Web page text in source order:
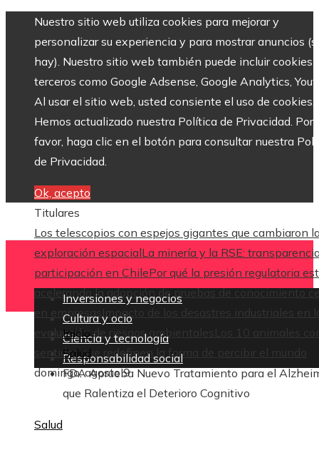
Nuestro sitio web utiliza cookies para mejorar y
personalizar su experiencia y para mostrar anuncios
hay). Nuestro sitio web también puede incluir cookies
terceros como Google Adsense, Google Analytics,
Al usar el sitio web, usted consiente el uso de cookies.
Hemos actualizado nuestra Política de Privacidad. Por
favor, haga clic en el botón para consultar nuestra
de Privacidad.
Ok, acepto
Titulares
Los telescopios con espejos gigantes que cambiaron
exploración espacialLa minería y la RSE:
participación en ChilePor qué la presión regulatoria
acelerando la adopción de pruebas de conocimiento
en empresas
Impacto de los desastres industriales en
evaluación de riesgos ambientales
Los 10 animales
sentidos que redefinen la forma de percibir el mundo
domingo, agosto 9
Inversiones y negocios
Cultura y ocio
Ciencia y tecnología
Responsabilidad social
Inicio
Salud
FDA Aprueba Nuevo Tratamiento para el
que Ralentiza el Deterioro Cognitivo
Salud